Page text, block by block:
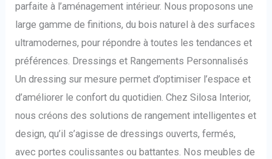
parfaite à l’aménagement intérieur. Nous proposons une
large gamme de finitions, du bois naturel à des surfaces
ultramodernes, pour répondre à toutes les tendances et
préférences. Dressings et Rangements Personnalisés
Un dressing sur mesure permet d’optimiser l’espace et
d’améliorer le confort du quotidien. Chez Silosa Interior,
nous créons des solutions de rangement intelligentes et
design, qu’il s’agisse de dressings ouverts, fermés,
avec portes coulissantes ou battantes. Nos meubles de